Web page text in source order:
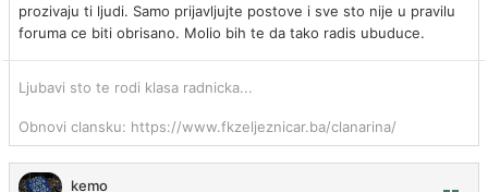
prozivaju ti ljudi. Samo prijavljujte postove i sve sto nije u pravilu
foruma ce biti obrisano. Molio bih te da tako radis ubuduce.
Ljubavi sto te rodi klasa radnicka...
Obnovi clansku: https://www.fkzeljeznicar.ba/clanarina/
kemo